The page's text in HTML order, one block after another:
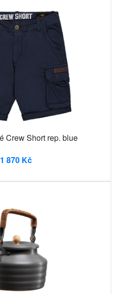
Crew Short rep. blue
1 870 Kč